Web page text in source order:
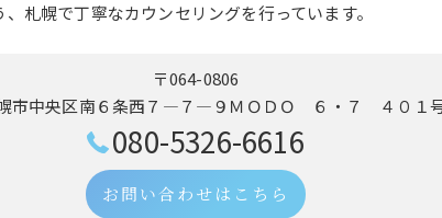
札幌で丁寧なカウンセリングを行っています。
〒064-0806
市中央区南６条西７―７―９ＭＯＤＯ ６・７ ４０１
080-5326-6616
お問い合わせはこちら